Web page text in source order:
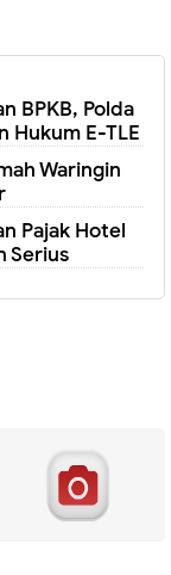
BPKB, Polda
Hukum E-TLE
Waringin
Pajak Hotel
Serius